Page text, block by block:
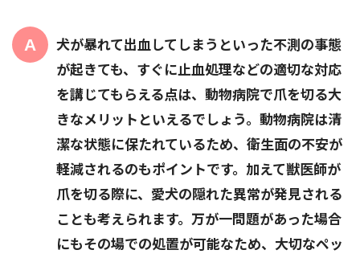
犬が暴れて出血してしまうといった不測の事態
が起きても、すぐに止血処理などの適切な対応
を講じてもらえる点は、動物病院で爪を切る大
きなメリットといえるでしょう。動物病院は清
潔な状態に保たれているため、衛生面の不安が
軽減されるのもポイントです。加えて獣医師が
爪を切る際に、愛犬の隠れた異常が発見される
ことも考えられます。万が一問題があった場合
にもその場での処置が可能なため、大切なペッ